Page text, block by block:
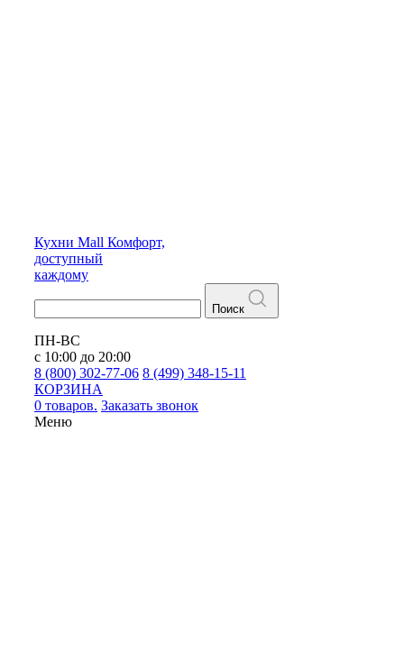
Кухни Mall Комфорт,
доступный
каждому
Поиск
ПН-ВС
с 10:00 до 20:00
8 (800) 302-77-06 8 (499) 348-15-11
КОРЗИНА
0 товаров. Заказать звонок
Меню